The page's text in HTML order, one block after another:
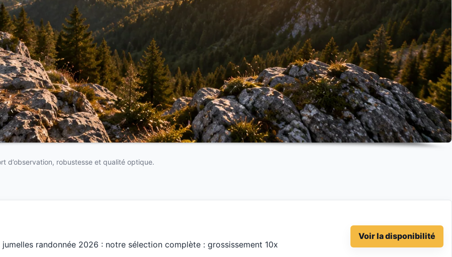
d’observation, robustesse et qualité optique.
randonnée 2026 : notre sélection complète : grossissement 10x
Voir la disponibilité